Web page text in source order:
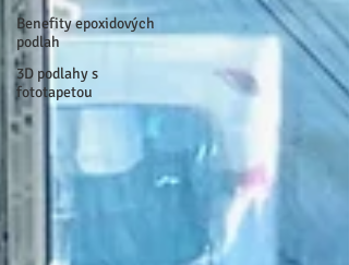
Benefity epoxidových
podlah
3D podlahy s
fototapetou